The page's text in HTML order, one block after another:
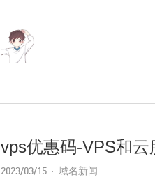
vps优惠码-VPS和云
2023/03/15 域名新闻